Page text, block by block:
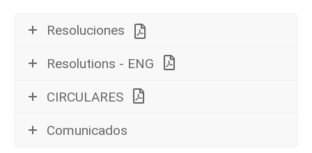
Resoluciones
Resolutions - ENG
CIRCULARES
Comunicados